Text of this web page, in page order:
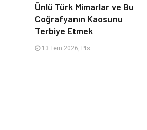
Ünlü Türk Mimarlar ve Bu
Coğrafyanın Kaosunu
Terbiye Etmek
13 Tem 2026, Pts